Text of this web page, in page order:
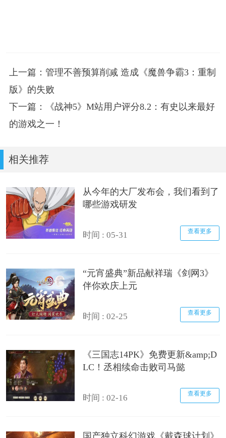
上一篇：管理不善预算削减 造成《魔兽争霸3：重制
版》的失败
下一篇：《战神5》M站用户评分8.2：有史以来最好
的游戏之一！
相关推荐
从今年的大厂发布会，我们看到了
哪些游戏研发
时间 : 05-31 查看更多
“元宵盛典”新品献祥瑞《剑网3》
伴你欢庆上元
时间 : 02-25 查看更多
《三国志14PK》免费更新&amp;D
LC！丞相续命击败司马懿
时间 : 02-16 查看更多
国产独立科幻游戏《戴森球计划》